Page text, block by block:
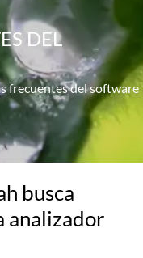
DEL
frecuentes del software
busca
analizador